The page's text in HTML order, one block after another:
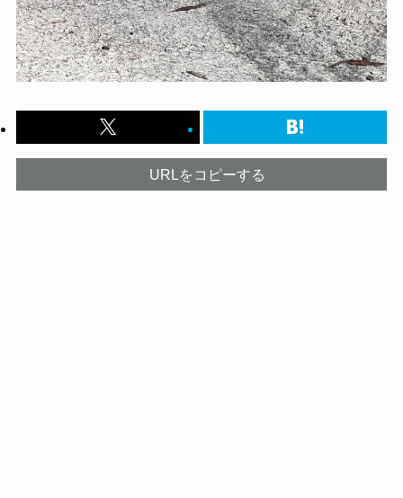
URLをコピーする